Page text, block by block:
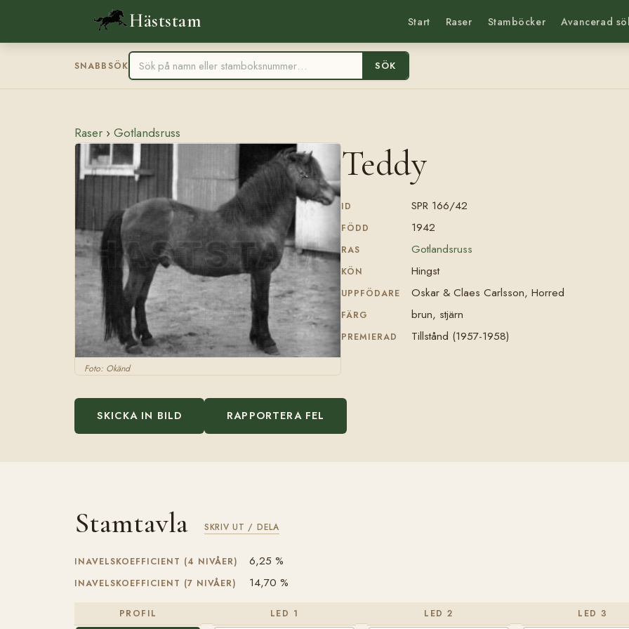
Häststam Start Raser Stamböcker Avancerad
SNABBSÖK SÖK
Raser › Gotlandsruss
Foto: Okänd
Teddy
ID SPR 166/42
FÖDD 1942
RAS Gotlandsruss
KÖN Hingst
UPPFÖDARE Oskar & Claes Carlsson, Horred
FÄRG brun, stjärn
PREMIERAD Tillstånd (1957-1958)
SKICKA IN BILD RAPPORTERA FEL
Stamtavla SKRIV UT / DELA
INAVELSKOEFFICIENT (4 NIVÅER) 6,25 %
INAVELSKOEFFICIENT (7 NIVÅER) 14,70 %
PROFIL LED 1 LED 2 LED 3